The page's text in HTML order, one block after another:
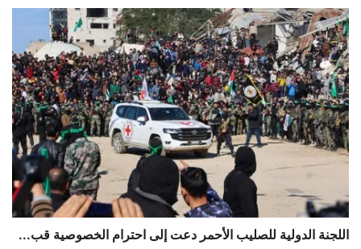
اللجنة الدولية للصليب الأحمر دعت إلى احترام الخصوصية قب...